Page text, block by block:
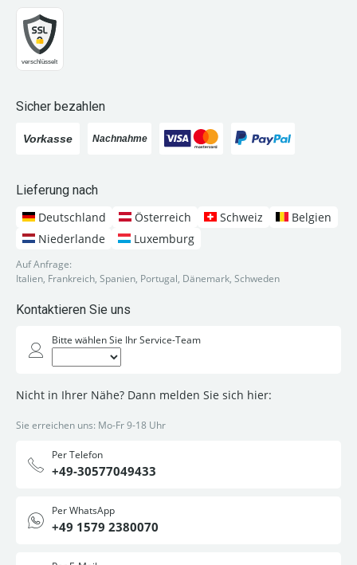
Sicher bezahlen
Lieferung nach
Deutschland
Österreich Schweiz
Belgien
Niederlande
Luxemburg
Auf Anfrage:
Italien, Frankreich, Spanien, Portugal, Dänemark, Schweden
Kontaktieren Sie uns
Bitte wählen Sie Ihr Service-Team
Nicht in Ihrer Nähe? Dann melden Sie sich hier:
Sie erreichen uns: Mo-Fr 9-18 Uhr
Per Telefon
+49-30577049433
Per WhatsApp
+49 1579 2380070